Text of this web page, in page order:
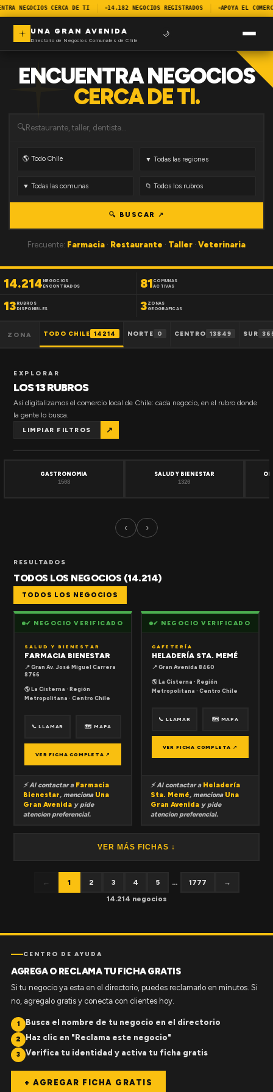
NEGOCIOS CERCA DE TI 14.182 NEGOCIOS REGISTRADOS APOYA EL
UNA GRAN AVENIDA
Directorio de Negocios Comunales de Chile
🌙
ENCUENTRA NEGOCIOS
CERCA DE TI.
🔍
🔍 BUSCAR ↗
Frecuente: Farmacia · Restaurante · Taller · Veterinaria
14.214NEGOCIOS
ENCONTRADOS
81 COMUNAS
ACTIVAS
13RUBROS
DISPONIBLES
3 ZONAS
GEOGRAFICAS
ZONA TODO CHILE 14214 NORTE 0 CENTRO 13849 SUR
EXPLORAR
LOS 13 RUBROS
Así digitalizamos el comercio local de Chile: cada negocio, en el rubro donde
la gente lo busca.
LIMPIAR FILTROS ↗
GASTRONOMIA
1508
SALUD Y BIENESTAR
1320
‹ ›
RESULTADOS
TODOS LOS NEGOCIOS (14.214)
TODOS LOS NEGOCIOS
✔ NEGOCIO VERIFICADO
SALUD Y BIENESTAR
FARMACIA BIENESTAR
📍 Gran Av. José Miguel Carrera
8766
🌎 La Cisterna · Región
Metropolitana · Centro Chile
📞 LLAMAR 🗺 MAPA
VER FICHA COMPLETA ↗
⚡ Al contactar a Farmacia
Bienestar, menciona Una
Gran Avenida y pide
atencion preferencial.
✔ NEGOCIO VERIFICADO
CAFETERÍA
HELADERÍA STA. MEMÉ
📍 Gran Avenida 8460
🌎 La Cisterna · Región
Metropolitana · Centro Chile
📞 LLAMAR 🗺 MAPA
VER FICHA COMPLETA ↗
⚡ Al contactar a Heladería
Sta. Memé, menciona Una
Gran Avenida y pide
atencion preferencial.
VER MÁS FICHAS ↓
← 1 2 3 4 5 ... 1777
→
14.214 negocios
CENTRO DE AYUDA
AGREGA O RECLAMA TU FICHA GRATIS
Si tu negocio ya esta en el directorio, puedes reclamarlo en minutos. Si
no, agregalo gratis y conecta con clientes hoy.
1 Busca el nombre de tu negocio en el directorio
2 Haz clic en "Reclama este negocio"
3 Verifica tu identidad y activa tu ficha gratis
+ AGREGAR FICHA GRATIS